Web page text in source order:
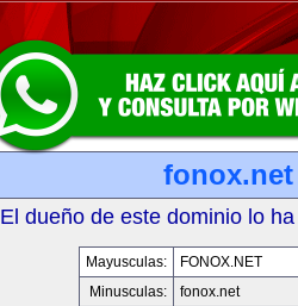
fonox.net
El dueño de este dominio lo
Mayusculas:
FONOX.NET
Minusculas:
fonox.net